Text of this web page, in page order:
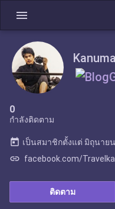
menu
0
กำลังติดตาม
ติดตาม
today เป็นสมาชิกตั้งแต่ มิถุนาย
link facebook.com/